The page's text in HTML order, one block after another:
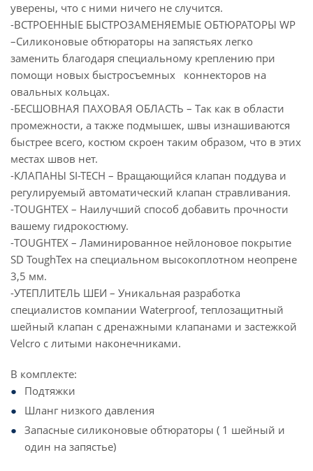
уверены, что с ними ничего не случится.
-ВСТРОЕННЫЕ БЫСТРОЗАМЕНЯЕМЫЕ ОБТЮРАТОРЫ WP
–Силиконовые обтюраторы на запястьях легко
заменить благодаря специальному креплению при
помощи новых быстросъемных коннекторов на
овальных кольцах.
-БЕСШОВНАЯ ПАХОВАЯ ОБЛАСТЬ – Так как в области
промежности, а также подмышек, швы изнашиваются
быстрее всего, костюм скроен таким образом, что в этих
местах швов нет.
-КЛАПАНЫ SI-TECH – Вращающийся клапан поддува и
регулируемый автоматический клапан стравливания.
-TOUGHTEX – Наилучший способ добавить прочности
вашему гидрокостюму.
-TOUGHTEX – Ламинированное нейлоновое покрытие
SD ToughTex на специальном высокоплотном неопрене
3,5 мм.
-УТЕПЛИТЕЛЬ ШЕИ – Уникальная разработка
специалистов компании Waterproof, теплозащитный
шейный клапан с дренажными клапанами и застежкой
Velcro с литыми наконечниками.
В комплекте:
Подтяжки
Шланг низкого давления
Запасные силиконовые обтюраторы ( 1 шейный и
один на запястье)